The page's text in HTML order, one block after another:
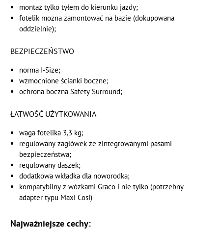
montaż tylko tyłem do kierunku jazdy;
fotelik można zamontować na bazie (dokupowana
oddzielnie);
BEZPIECZEŃSTWO
norma I-Size;
wzmocnione ścianki boczne;
ochrona boczna Safety Surround;
ŁATWOŚĆ UŻYTKOWANIA
waga fotelika 3,3 kg;
regulowany zagłówek ze zintegrowanymi pasami
bezpieczeństwa;
regulowany daszek;
dodatkowa wkładka dla noworodka;
kompatybilny z wózkami Graco i nie tylko (potrzebny
adapter typu Maxi Cosi)
Najważniejsze cechy: